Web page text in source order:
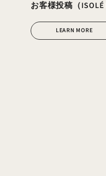
お客様投稿（ISOLÉ
LEARN MORE